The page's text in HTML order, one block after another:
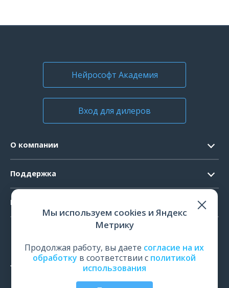
Нейрософт Академия
Вход для дилеров
О компании
Официальные документы
Поддержка
Системные требования
Поверка и калибровка
Продукты
ЭМГ
ИОМ
Мы используем cookies и Яндекс
Метрику
Продолжая работу, вы даете согласие на их
обработку в соответствии с политикой
использования